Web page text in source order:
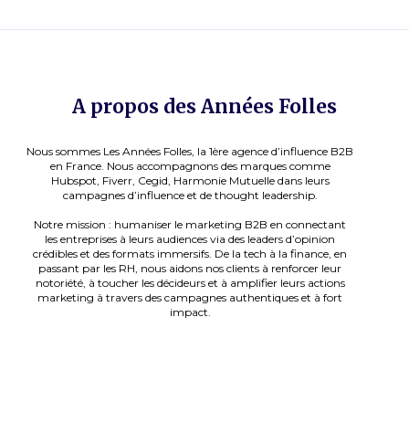
A propos des Années Folles
Nous sommes Les Années Folles, la 1ère agence d’influence B2B
en France. Nous accompagnons des marques comme
Hubspot, Fiverr, Cegid, Harmonie Mutuelle dans leurs
campagnes d’influence et de thought leadership.
Notre mission : humaniser le marketing B2B en connectant
les entreprises à leurs audiences via des leaders d’opinion
crédibles et des formats immersifs. De la tech à la finance, en
passant par les RH, nous aidons nos clients à renforcer leur
notoriété, à toucher les décideurs et à amplifier leurs actions
marketing à travers des campagnes authentiques et à fort
impact.